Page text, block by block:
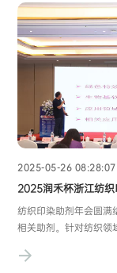
2025-05-26 08:28:07
2025润禾杯浙江纺
纺织印染助剂年会圆满
相关助剂。针对纺织领
色环保，一定的抑菌